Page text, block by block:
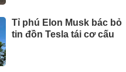
Tỉ phú Elon Musk bác bỏ
tin đồn Tesla tái cơ cấu